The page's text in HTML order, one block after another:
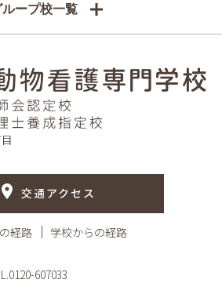
ループ校一覧
交通アクセス
経路 学校からの経路
607033